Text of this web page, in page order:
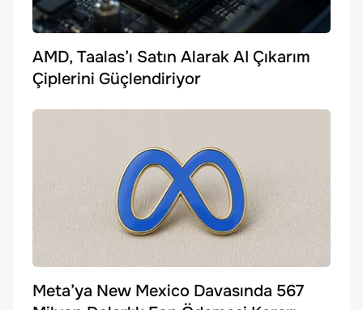
AMD, Taalas’ı Satın Alarak AI Çıkarım
Çiplerini Güçlendiriyor
Meta’ya New Mexico Davasında 567